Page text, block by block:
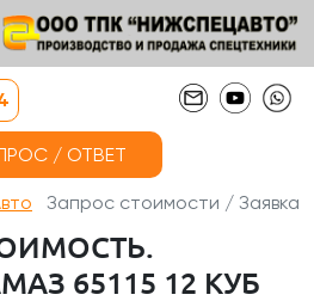
/ ОТВЕТ
Запрос стоимости / Заявка
65115 12 КУБ